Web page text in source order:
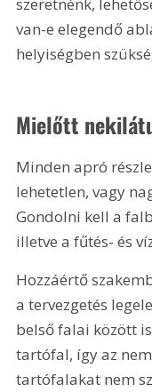
szeretnénk,
van-e elegendő
helyiségben
Mielőtt
Minden apró
lehetetlen, vagy
Gondolni kell a
illetve a fűtés- és
Hozzáértő
a tervezgetés
belső falai között
tartófal, így az
tartófalakat nem